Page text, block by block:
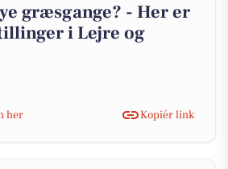
græsgange? - Her er
i Lejre og
her
Kopiér link